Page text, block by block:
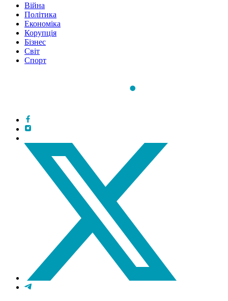
Війна
Політика
Економіка
Корупція
Бізнес
Світ
Спорт